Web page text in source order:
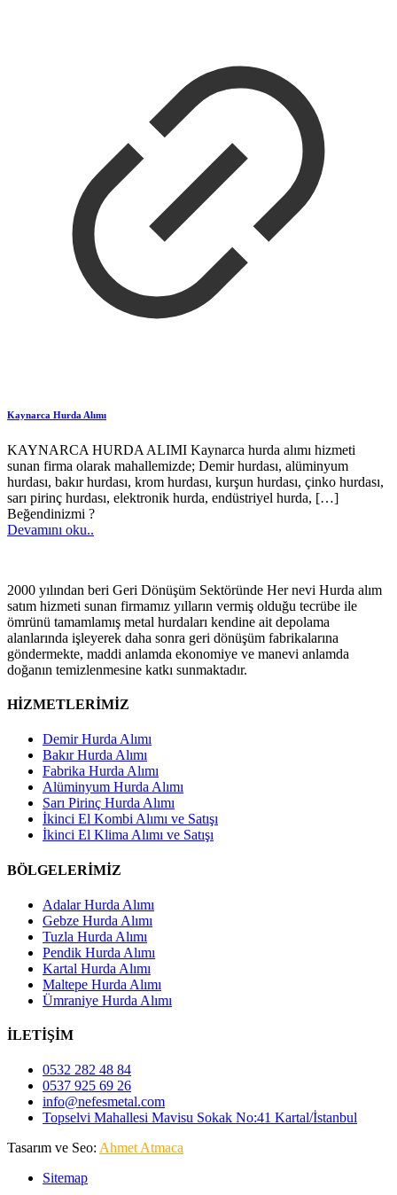
Kaynarca Hurda Alımı
KAYNARCA HURDA ALIMI Kaynarca hurda alımı hizmeti
sunan firma olarak mahallemizde; Demir hurdası, alüminyum
hurdası, bakır hurdası, krom hurdası, kurşun hurdası, çinko hurdası,
sarı pirinç hurdası, elektronik hurda, endüstriyel hurda, […]
Beğendinizmi ?
Devamını oku..
2000 yılından beri Geri Dönüşüm Sektöründe Her nevi Hurda alım
satım hizmeti sunan firmamız yılların vermiş olduğu tecrübe ile
ömrünü tamamlamış metal hurdaları kendine ait depolama
alanlarında işleyerek daha sonra geri dönüşüm fabrikalarına
göndermekte, maddi anlamda ekonomiye ve manevi anlamda
doğanın temizlenmesine katkı sunmaktadır.
HİZMETLERİMİZ
Demir Hurda Alımı
Bakır Hurda Alımı
Fabrika Hurda Alımı
Alüminyum Hurda Alımı
Sarı Pirinç Hurda Alımı
İkinci El Kombi Alımı ve Satışı
İkinci El Klima Alımı ve Satışı
BÖLGELERİMİZ
Adalar Hurda Alımı
Gebze Hurda Alımı
Tuzla Hurda Alımı
Pendik Hurda Alımı
Kartal Hurda Alımı
Maltepe Hurda Alımı
Ümraniye Hurda Alımı
İLETİŞİM
0532 282 48 84
0537 925 69 26
info@nefesmetal.com
Topselvi Mahallesi Mavisu Sokak No:41 Kartal/İstanbul
Tasarım ve Seo: Ahmet Atmaca
Sitemap